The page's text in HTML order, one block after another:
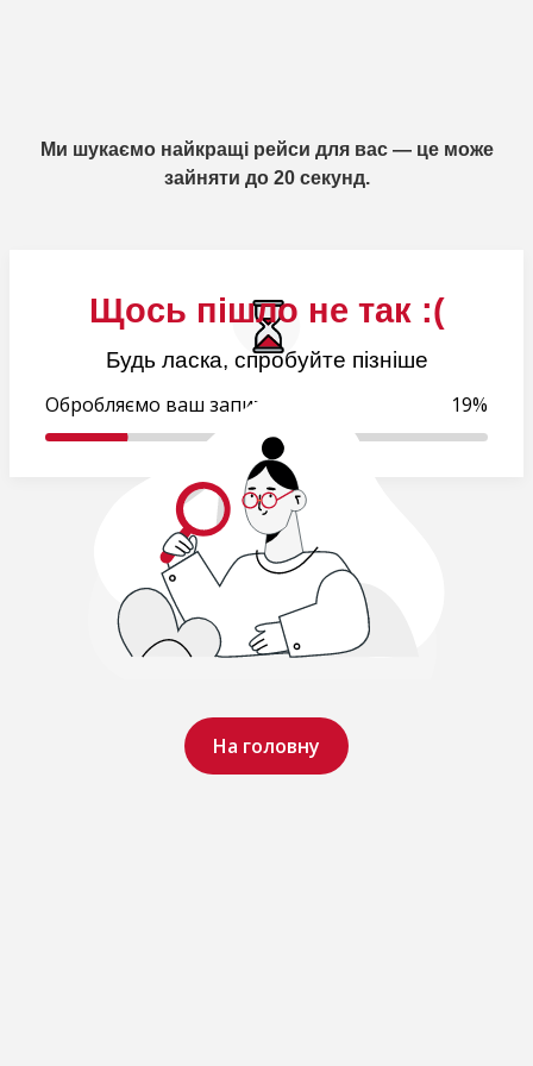
Щось пішло не так :(
Будь ласка, спробуйте пізніше
На головну
Ми шукаємо найкращі рейси для вас — це може
зайняти до 20 секунд.
Обробляємо ваш запит.. 19%